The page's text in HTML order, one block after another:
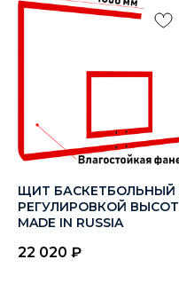
ЩИТ БАСКЕТБОЛЬНЫЙ
РЕГУЛИРОВКОЙ
MADE IN RUSSIA
22 020 ₽